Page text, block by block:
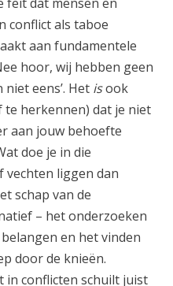
conflict als taboe
aan fundamentele
hoor, wij hebben geen
eens’. Het isook
herkennen) dat je niet
aan jouw behoefte
doe je in die
vechten liggen dan
schap van de
– het onderzoeken
belangen en het vinden
door de knieën.
in conflicten schuilt juist